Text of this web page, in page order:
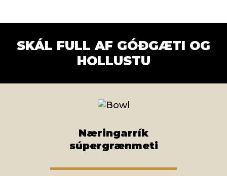
SKÁL FULL AF GÓÐGÆTI OG
HOLLUSTU
Næringarrík
súpergrænmeti